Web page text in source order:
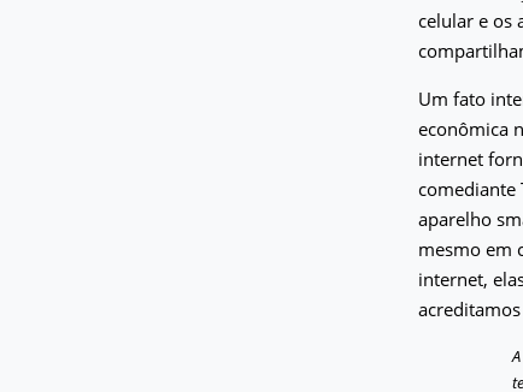
celular e os
Um fato
econômica
internet
comediante
aparelho
mesmo em
internet,